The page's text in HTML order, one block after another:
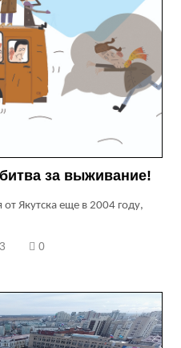
за выживание!
Якутска еще в 2004 году,
0